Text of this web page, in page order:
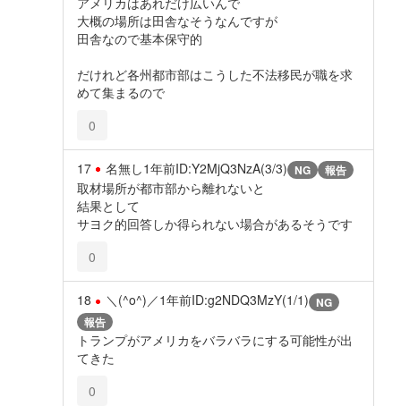
大概の場所は田舎なそうなんですが
田舎なので基本保守的
だけれど各州都市部はこうした不法移民が職を求
めて集まるので
0
17 名無し1年前ID:Y2MjQ3NzA(3/3) NG 報告
取材場所が都市部から離れないと
結果として
サヨク的回答しか得られない場合があるそうです
0
18 ＼(^o^)／1年前ID:g2NDQ3MzY(1/1) NG
報告
トランプがアメリカをバラバラにする可能性が出
てきた
0